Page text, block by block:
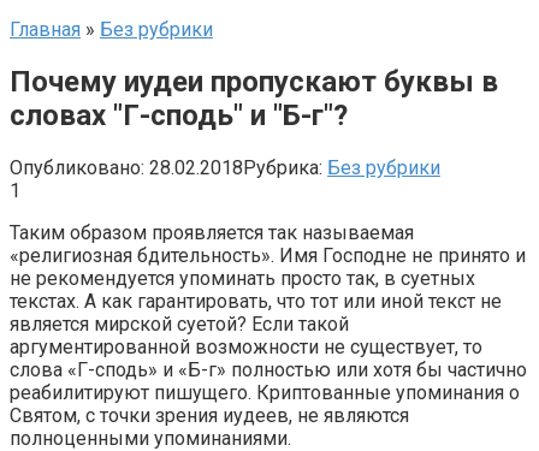
Главная » Без рубрики
Почему иудеи пропускают буквы в
словах "Г-сподь" и "Б-г"?
Опубликовано: 28.02.2018Рубрика: Без рубрики
1
Таким образом проявляется так называемая
«религиозная бдительность». Имя Господне не принято и
не рекомендуется упоминать просто так, в суетных
текстах. А как гарантировать, что тот или иной текст не
является мирской суетой? Если такой
аргументированной возможности не существует, то
слова «Г-сподь» и «Б-г» полностью или хотя бы частично
реабилитируют пишущего. Криптованные упоминания о
Святом, с точки зрения иудеев, не являются
полноценными упоминаниями.